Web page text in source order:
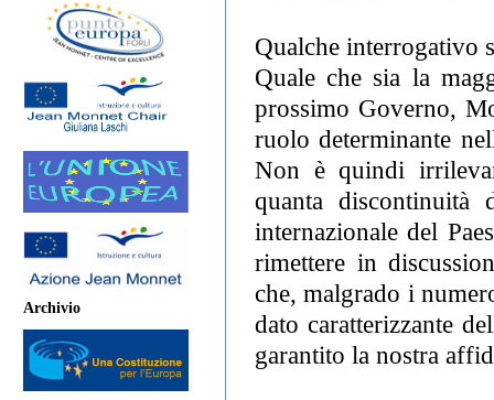
Archivio
Qualche interrogativo
Quale che sia la
prossimo Governo,
ruolo determinante
Non è quindi
quanta discontinuità
internazionale del
rimettere in
che, malgrado i
dato caratterizzante
garantito la nostra